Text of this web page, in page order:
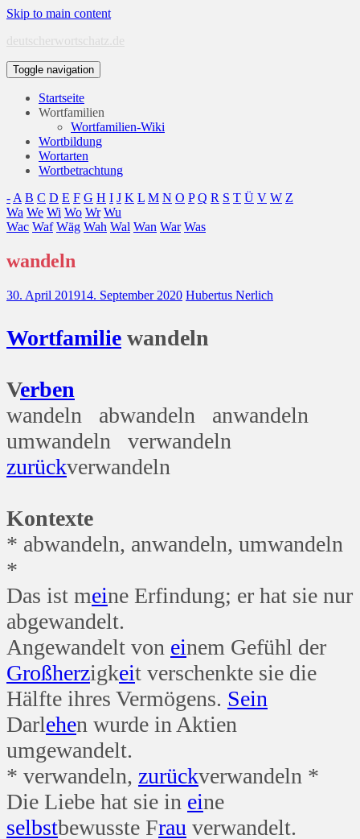
Skip to main content
deutscherwortschatz.de
Toggle navigation
Startseite
Wortfamilien
Wortfamilien-Wiki
Wortbildung
Wortarten
Wortbetrachtung
- A B C D E F G H I J K L M N O P Q R S T Ü V W Z
Wa We Wi Wo Wr Wu
Wac Waf Wäg Wah Wal Wan War Was
wandeln
30. April 201914. September 2020 Hubertus Nerlich
Wortfamilie wandeln
Verben
wandeln abwandeln anwandeln
umwandeln verwandeln
zurückverwandeln
Kontexte
* abwandeln, anwandeln, umwandeln
*
Das ist meine Erfindung; er hat sie nur
abgewandelt.
Angewandelt von einem Gefühl der
Großherzigkeit verschenkte sie die
Hälfte ihres Vermögens. Sein
Darlehen wurde in Aktien
umgewandelt.
* verwandeln, zurückverwandeln *
Die Liebe hat sie in eine
selbstbewusste Frau verwandelt.